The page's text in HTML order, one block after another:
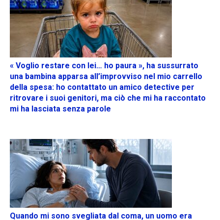
« Voglio restare con lei… ho paura », ha sussurrato
una bambina apparsa all’improvviso nel mio carrello
della spesa: ho contattato un amico detective per
ritrovare i suoi genitori, ma ciò che mi ha raccontato
mi ha lasciata senza parole
Quando mi sono svegliata dal coma, un uomo era